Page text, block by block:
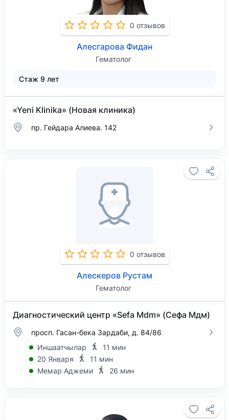
0 отзывов
Алесгарова Фидан
Гематолог
Стаж 9 лет
«Yeni Klinika» (Новая клиника)
пр. Гейдара Алиева. 142
0 отзывов
Алескеров Рустам
Гематолог
Диагностический центр «Sefa Mdm» (Сефа Мдм)
просп. Гасан-бека Зардаби, д. 84/86
Иншаатчылар
11 мин
20 Января
11 мин
Мемар Аджеми
26 мин